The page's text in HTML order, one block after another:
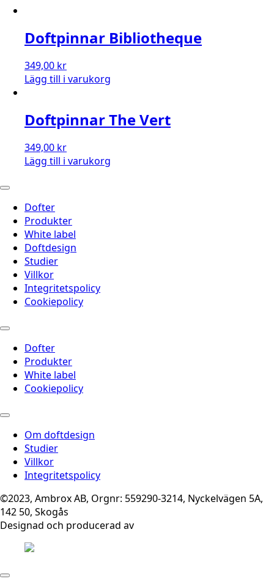
Doftpinnar Bibliotheque
349,00 kr
Lägg till i varukorg
Doftpinnar The Vert
349,00 kr
Lägg till i varukorg
Dofter
Produkter
White label
Doftdesign
Studier
Villkor
Integritetspolicy
Cookiepolicy
Dofter
Produkter
White label
Cookiepolicy
Om doftdesign
Studier
Villkor
Integritetspolicy
©2023, Ambrox AB, Orgnr: 559290-3214, Nyckelvägen 5A,
142 50, Skogås
Designad och producerad av